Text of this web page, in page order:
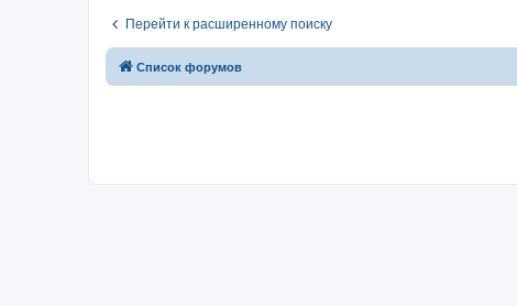
Перейти к расширенному поиску
Список форумов